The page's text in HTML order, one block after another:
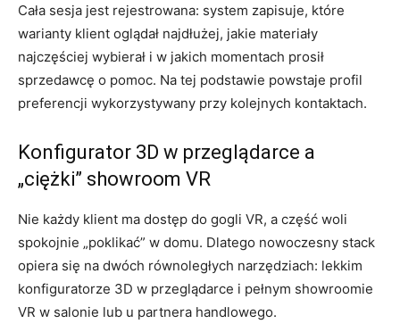
Cała sesja jest rejestrowana: system zapisuje, które
warianty klient oglądał najdłużej, jakie materiały
najczęściej wybierał i w jakich momentach prosił
sprzedawcę o pomoc. Na tej podstawie powstaje profil
preferencji wykorzystywany przy kolejnych kontaktach.
Konfigurator 3D w przeglądarce a
„ciężki” showroom VR
Nie każdy klient ma dostęp do gogli VR, a część woli
spokojnie „poklikać” w domu. Dlatego nowoczesny stack
opiera się na dwóch równoległych narzędziach: lekkim
konfiguratorze 3D w przeglądarce i pełnym showroomie
VR w salonie lub u partnera handlowego.